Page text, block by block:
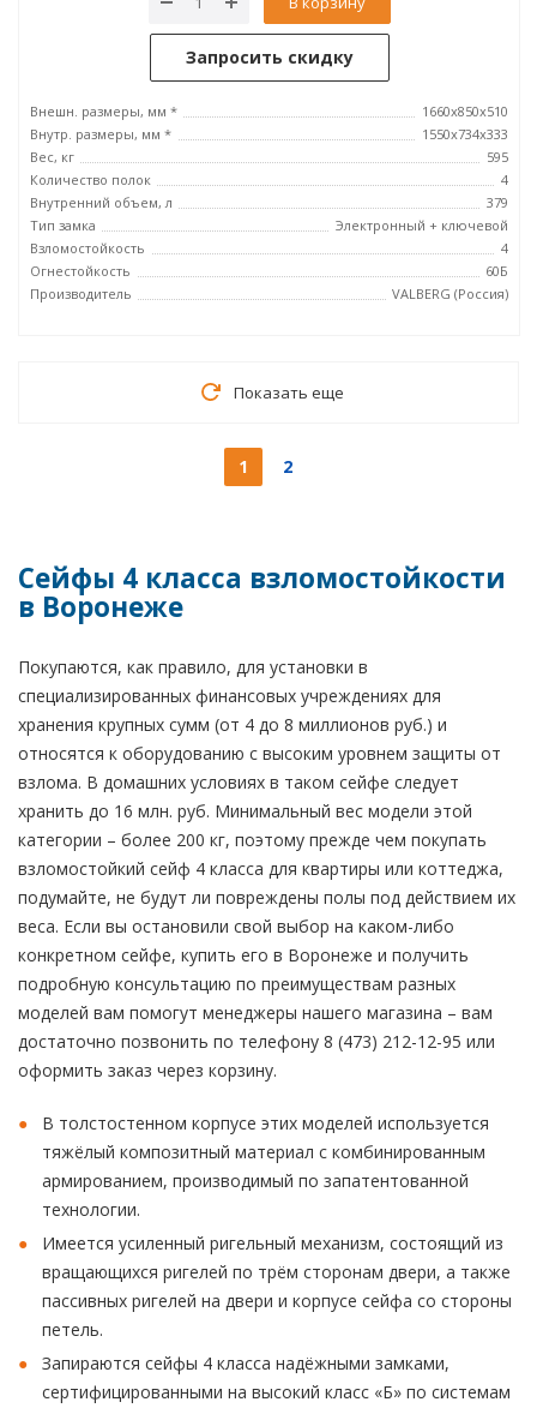
Запросить скидку
Внешн. размеры, мм *
1660x850x510
Внутр. размеры, мм *
1550x734x333
Вес, кг
595
Количество полок
4
Внутренний объем, л
379
Тип замка
Электронный + ключевой
Взломостойкость
4
Огнестойкость
60Б
Производитель
VALBERG (Россия)
Показать еще
1 2
Сейфы 4 класса взломостойкости
в Воронеже
Покупаются, как правило, для установки в
специализированных финансовых учреждениях для
хранения крупных сумм (от 4 до 8 миллионов руб.) и
относятся к оборудованию с высоким уровнем защиты от
взлома. В домашних условиях в таком сейфе следует
хранить до 16 млн. руб. Минимальный вес модели этой
категории – более 200 кг, поэтому прежде чем покупать
взломостойкий сейф 4 класса для квартиры или коттеджа,
подумайте, не будут ли повреждены полы под действием их
веса. Если вы остановили свой выбор на каком-либо
конкретном сейфе, купить его в Воронеже и получить
подробную консультацию по преимуществам разных
моделей вам помогут менеджеры нашего магазина – вам
достаточно позвонить по телефону 8 (473) 212-12-95 или
оформить заказ через корзину.
В толстостенном корпусе этих моделей используется
тяжёлый композитный материал с комбинированным
армированием, производимый по запатентованной
технологии.
Имеется усиленный ригельный механизм, состоящий из
вращающихся ригелей по трём сторонам двери, а также
пассивных ригелей на двери и корпусе сейфа со стороны
петель.
Запираются сейфы 4 класса надёжными замками,
сертифицированными на высокий класс «Б» по системам